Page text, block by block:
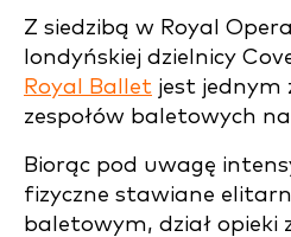
Z siedzibą w Royal
londyńskiej dzielnicy
Royal Ballet jest jednym
zespołów baletowych na
Biorąc pod uwagę
fizyczne stawiane
baletowym, dział opieki